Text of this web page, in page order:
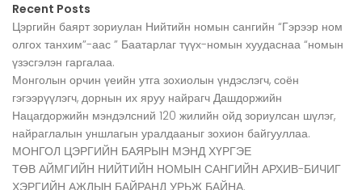
Recent Posts
Цэргийн баярт зориулан Нийтийн номын сангийн “Гэрээр ном
олгох танхим”-аас ” Баатарлаг түүх-номын хуудаснаа “номын
үзэсгэлэн гаргалаа.
Монголын орчин үеийн утга зохиолын үндэслэгч, соён
гэгээрүүлэгч, дорнын их яруу найрагч Дашдоржийн
Нацагдоржийн мэндэлсний 120 жилийн ойд зориулсан шүлэг,
найраглалын уншлагын уралдааныг зохион байгууллаа.
МОНГОЛ ЦЭРГИЙН БАЯРЫН МЭНД ХҮРГЭЕ
ТӨВ АЙМГИЙН НИЙТИЙН НОМЫН САНГИЙН АРХИВ-БИЧИГ